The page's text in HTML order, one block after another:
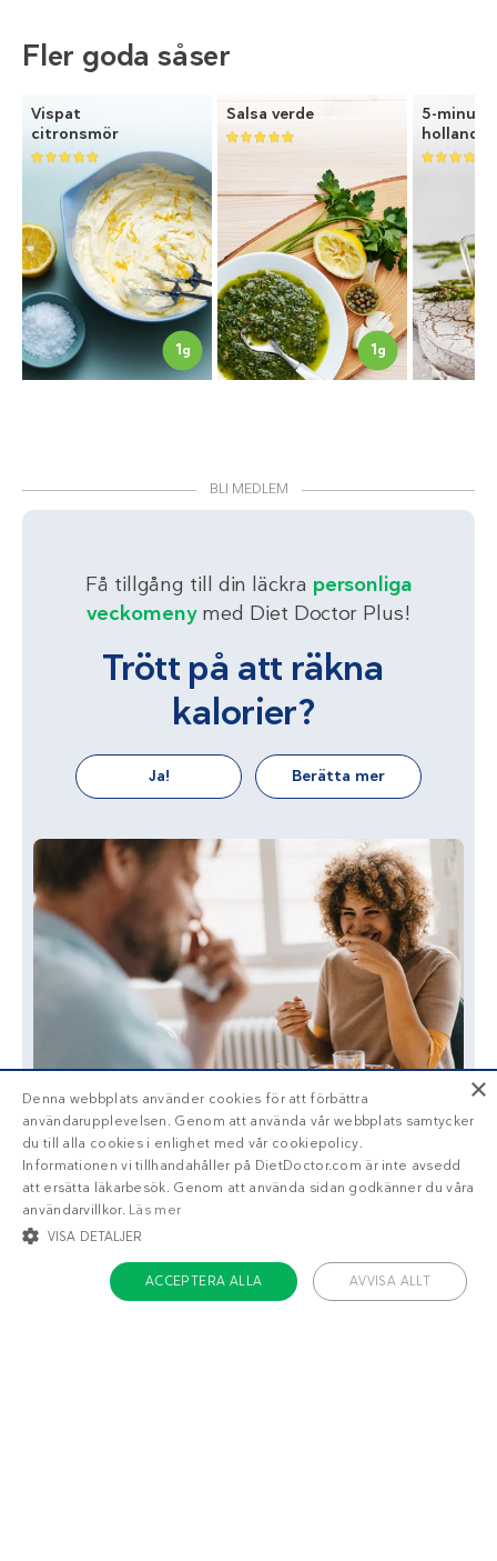
Fler goda såser
Vispat
citronsmör
1g
Salsa verde
1g
5-
BLI MEDLEM
Få tillgång till din läckra personliga
veckomenymed Diet Doctor Plus!
Trött på att räkna
kalorier?
Ja! Berätta mer
Liknande recept
×
Denna webbplats använder cookies för att förbättra
användarupplevelsen. Genom att använda vår webbplats samtycker
du till alla cookies i enlighet med vår cookiepolicy.
Informationen vi tillhandahåller på DietDoctor.com är inte avsedd
att ersätta läkarbesök. Genom att använda sidan godkänner du våra
användarvillkor. Läs mer
VISA DETALJER
ACCEPTERA ALLA AVVISA ALLT